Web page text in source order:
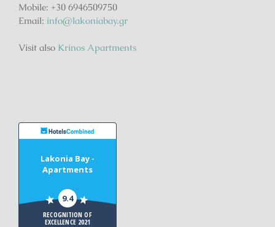
Mobile: +30 6946509750
Email: info@lakoniabay.gr
Visit also Krinos Apartments
Lakonia Bay -
Apartments
9.4
RECOGNITION OF
EXCELLENCE 2021